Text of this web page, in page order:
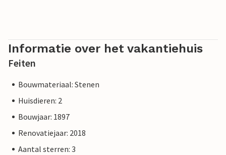
Informatie over het vakantiehuis
Feiten
Bouwmateriaal: Stenen
Huisdieren: 2
Bouwjaar: 1897
Renovatiejaar: 2018
Aantal sterren: 3